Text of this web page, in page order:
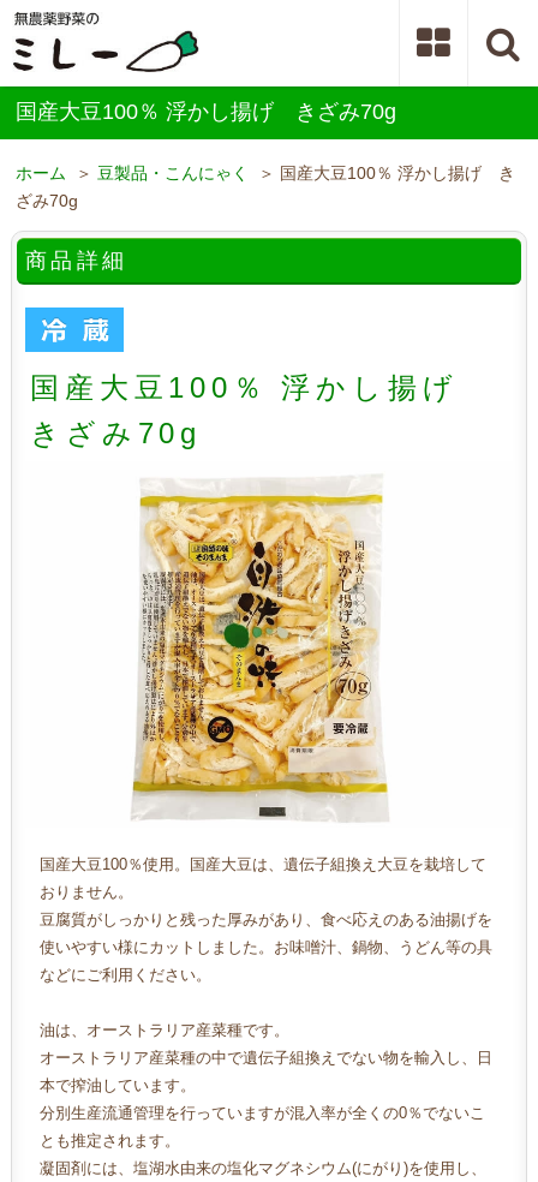
国産大豆100％ 浮かし揚げ きざみ70g
ホーム ＞豆製品・こんにゃく
＞ 国産大豆100％ 浮かし揚げ き
ざみ70g
商品詳細
国産大豆100％ 浮かし揚げ
きざみ70g
国産大豆100％使用。国産大豆は、遺伝子組換え大豆を栽培して
おりません。
豆腐質がしっかりと残った厚みがあり、食べ応えのある油揚げを
使いやすい様にカットしました。お味噌汁、鍋物、うどん等の具
などにご利用ください。
油は、オーストラリア産菜種です。
オーストラリア産菜種の中で遺伝子組換えでない物を輸入し、日
本で搾油しています。
分別生産流通管理を行っていますが混入率が全くの0％でないこ
とも推定されます。
凝固剤には、塩湖水由来の塩化マグネシウム(にがり)を使用し、